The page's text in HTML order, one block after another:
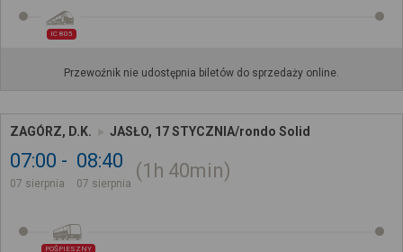
IC 805
Przewoźnik nie udostępnia biletów do sprzedaży online.
ZAGÓRZ, D.K. JASŁO, 17 STYCZNIA/rondo Solid
07:00
07 sierpnia
08:40
07 sierpnia
1h 40min
POŚPIESZNY